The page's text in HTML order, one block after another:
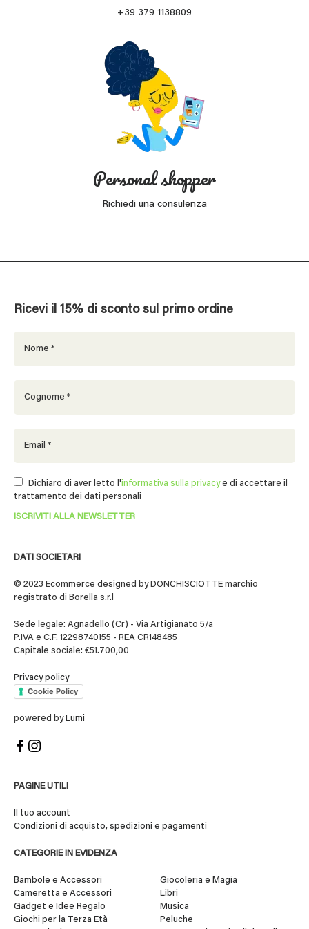
+39 379 1138809
Personal shopper
Richiedi una consulenza
DATI SOCIETARI
© 2023 Ecommerce designed by DONCHISCIOTTE marchio
registrato di Borella s.r.l
Sede legale: Agnadello (Cr) - Via Artigianato 5/a
P.IVA e C.F. 12298740155 - REA CR148485
Capitale sociale: €51.700,00
Privacy policy
Cookie Policy
powered by Lumi
PAGINE UTILI
Il tuo account
Condizioni di acquisto, spedizioni e pagamenti
CATEGORIE IN EVIDENZA
Bambole e Accessori
Cameretta e Accessori
Gadget e Idee Regalo
Giochi per la Terza Età
Giocoleria e Magia
Libri
Musica
Peluche
Ricevi il 15% di sconto sul primo ordine
Dichiaro di aver letto l'informativa sulla privacye di accettare il
trattamento dei dati personali